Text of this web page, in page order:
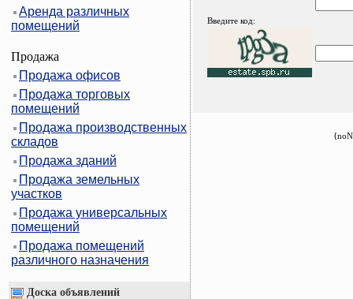
Аренда различных
помещений
Продажа
Продажа офисов
Продажа торговых
помещений
Продажа производственных
складов
Продажа зданий
Продажа земельных
участков
Продажа универсальных
помещений
Продажа помещений
различного назначения
Доска объявлений
Введите код: